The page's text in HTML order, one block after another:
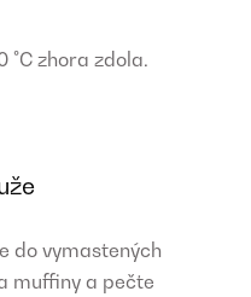
°C zhora zdola.
do vymastených
muffiny a pečte